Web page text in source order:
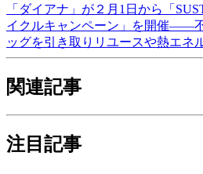
「ダイアナ」が２月1日から「
イクルキャンペーン」を開催――
ッグを引き取りリユースや熱エネ
関連記事
注目記事